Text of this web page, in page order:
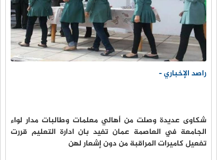
راصد الإخباري -
شكاوى عديدة وصلت من أهالي معلمات وطالبات مدار لواء
الجامعة في العاصمة عمان تفيد بان ادارة التعليم قررت
تفعيل كاميرات المراقبة من دون إشعار لهن